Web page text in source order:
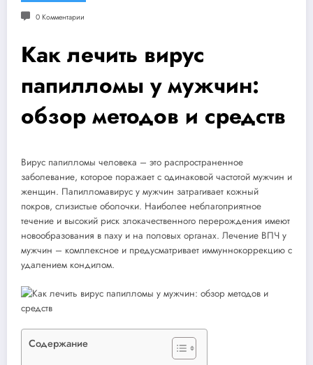
0 Комментарии
Как лечить вирус
папилломы у мужчин:
обзор методов и средств
Вирус папилломы человека – это распространенное
заболевание, которое поражает с одинаковой частотой мужчин и
женщин. Папилломавирус у мужчин затрагивает кожный
покров, слизистые оболочки. Наиболее неблагоприятное
течение и высокий риск злокачественного перерождения имеют
новообразования в паху и на половых органах. Лечение ВПЧ у
мужчин – комплексное и предусматривает иммуннокоррекцию с
удалением кондилом.
Содержание